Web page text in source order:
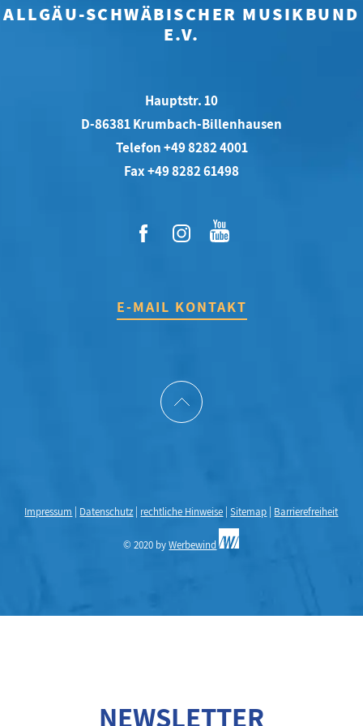
ALLGÄU-SCHWÄBISCHER MUSIKBUND
E.V.
Hauptstr. 10
D-86381 Krumbach-Billenhausen
Telefon +49 8282 4001
Fax +49 8282 61498
E-MAIL KONTAKT
Impressum Datenschutz rechtliche Hinweise |Sitemap Barrierefreiheit
© 2020 byWerbewind
NEWSLETTER